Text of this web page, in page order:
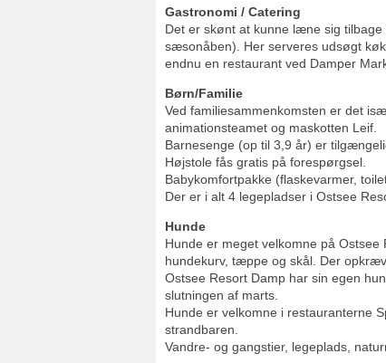
Gastronomi / Catering
Det er skønt at kunne læne sig
sæsonåben). Her serveres udsøgt
endnu en restaurant ved Damper
Børn/Familie
Ved familiesammenkomsten er det
animationsteamet og maskotten Leif.
Barnesenge (op til 3,9 år) er
Højstole fås gratis på forespørgsel.
Babykomfortpakke (flaskevarmer,
Der er i alt 4 legepladser i Ostsee
Hunde
Hunde er meget velkomne på
hundekurv, tæppe og skål. Der
Ostsee Resort Damp har sin egen
slutningen af marts.
Hunde er velkomne i restauranterne
strandbaren.
Vandre- og gangstier, legeplads,